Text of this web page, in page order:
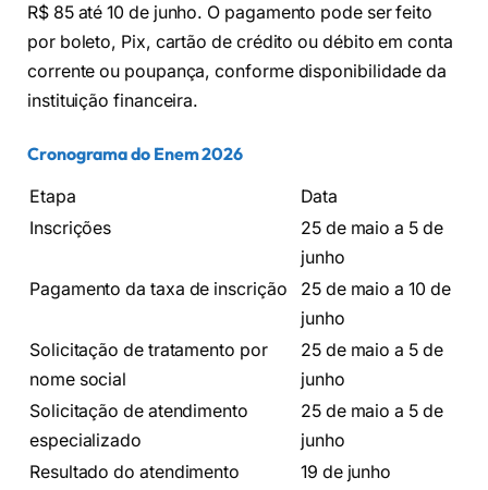
R$ 85 até 10 de junho. O pagamento pode ser feito
por boleto, Pix, cartão de crédito ou débito em conta
corrente ou poupança, conforme disponibilidade da
instituição financeira.
Cronograma do Enem 2026
Etapa
Data
Inscrições
25 de maio a 5 de
junho
Pagamento da taxa de inscrição
25 de maio a 10 de
junho
Solicitação de tratamento por
nome social
25 de maio a 5 de
junho
Solicitação de atendimento
especializado
25 de maio a 5 de
junho
Resultado do atendimento
19 de junho